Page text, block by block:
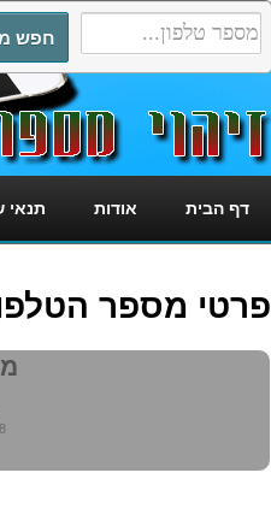
דף הבית אודות תנאי
פרטי מספר הטלפון: